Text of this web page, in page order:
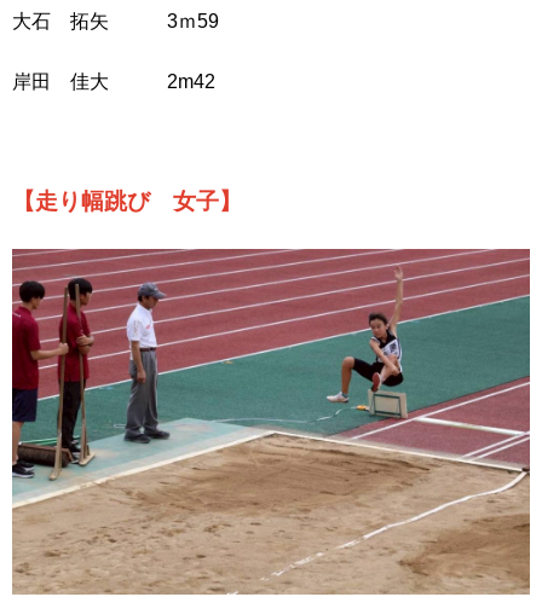
大石 拓矢 3ｍ59
岸田 佳大 2m42
【走り幅跳び 女子】